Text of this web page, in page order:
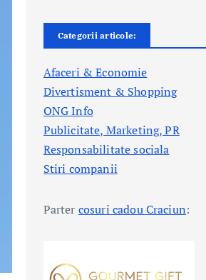
Categorii articole:
Afaceri & Economie
Divertisment & Shopping
ONG Info
Publicitate, Marketing, PR
Responsabilitate sociala
Stiri companii
Parter cosuri cadou Craciun: